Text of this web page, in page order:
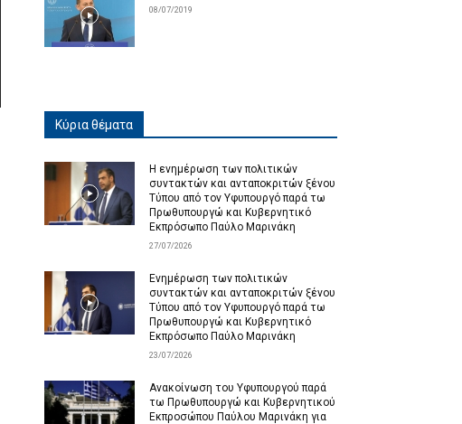
08/07/2019
Κύρια θέματα
Η ενημέρωση των πολιτικών
συντακτών και ανταποκριτών ξένου
Τύπου από τον Υφυπουργό παρά τω
Πρωθυπουργώ και Κυβερνητικό
Εκπρόσωπο Παύλο Μαρινάκη
27/07/2026
Ενημέρωση των πολιτικών
συντακτών και ανταποκριτών ξένου
Τύπου από τον Υφυπουργό παρά τω
Πρωθυπουργώ και Κυβερνητικό
Εκπρόσωπο Παύλο Μαρινάκη
23/07/2026
Ανακοίνωση του Υφυπουργού παρά
τω Πρωθυπουργώ και Κυβερνητικού
Εκπροσώπου Παύλου Μαρινάκη για